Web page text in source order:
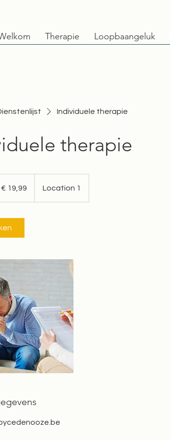
Therapie Loopbaangeluk
Individuele therapie
therapie
€ 19,99 Location 1